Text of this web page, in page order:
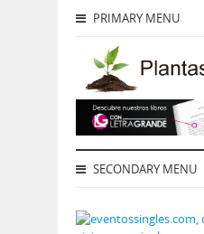
PRIMARY MENU
SECONDARY MENU